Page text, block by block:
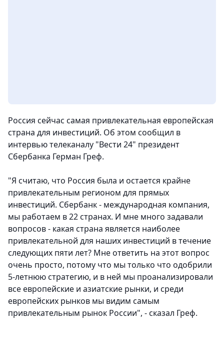
Россия сейчас самая привлекательная европейская
страна для инвестиций. Об этом сообщил в
интервью телеканалу "Вести 24" президент
Сбербанка Герман Греф.
"Я считаю, что Россия была и остается крайне
привлекательным регионом для прямых
инвестиций. Сбербанк - международная компания,
мы работаем в 22 странах. И мне много задавали
вопросов - какая страна является наиболее
привлекательной для наших инвестиций в течение
следующих пяти лет? Мне ответить на этот вопрос
очень просто, потому что мы только что одобрили
5-летнюю стратегию, и в ней мы проанализировали
все европейские и азиатские рынки, и среди
европейских рынков мы видим самым
привлекательным рынок России", - сказал Греф.